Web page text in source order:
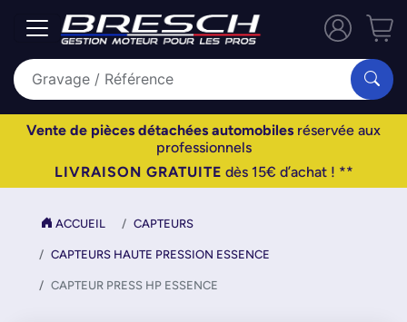
Vente de pièces détachées automobiles réservée aux
professionnels
LIVRAISON GRATUITE dès 15€ d’achat ! **
ACCUEIL CAPTEURS
CAPTEURS HAUTE PRESSION ESSENCE
CAPTEUR PRESS HP ESSENCE